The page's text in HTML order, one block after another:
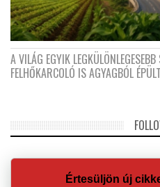
A VILÁG EGYIK
FELHŐKARCOLÓ IS AGYAGBÓL ÉPÜLT
Értesüljön új